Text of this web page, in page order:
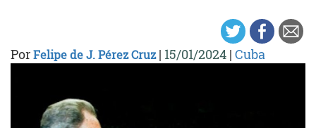
PorFelipe de J. Pérez Cruz| 15/01/2024 | Cuba